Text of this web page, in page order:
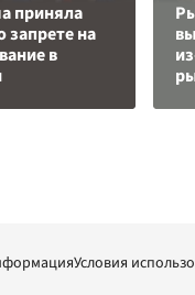
приняла
запрете на
в
Условия